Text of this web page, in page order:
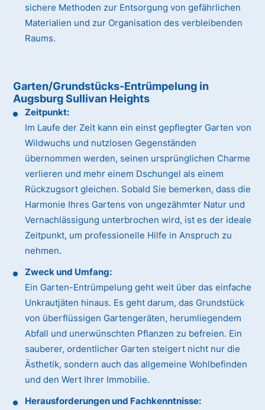
sichere Methoden zur Entsorgung von gefährlichen
Materialien und zur Organisation des verbleibenden
Raums.
Garten/Grundstücks-Entrümpelung in
Augsburg Sullivan Heights
Zeitpunkt:
Im Laufe der Zeit kann ein einst gepflegter Garten von
Wildwuchs und nutzlosen Gegenständen
übernommen werden, seinen ursprünglichen Charme
verlieren und mehr einem Dschungel als einem
Rückzugsort gleichen. Sobald Sie bemerken, dass die
Harmonie Ihres Gartens von ungezähmter Natur und
Vernachlässigung unterbrochen wird, ist es der ideale
Zeitpunkt, um professionelle Hilfe in Anspruch zu
nehmen.
Zweck und Umfang:
Ein Garten-Entrümpelung geht weit über das einfache
Unkrautjäten hinaus. Es geht darum, das Grundstück
von überflüssigen Gartengeräten, herumliegendem
Abfall und unerwünschten Pflanzen zu befreien. Ein
sauberer, ordentlicher Garten steigert nicht nur die
Ästhetik, sondern auch das allgemeine Wohlbefinden
und den Wert Ihrer Immobilie.
Herausforderungen und Fachkenntnisse: